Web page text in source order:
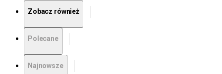
Zobacz również
Polecane
Najnowsze